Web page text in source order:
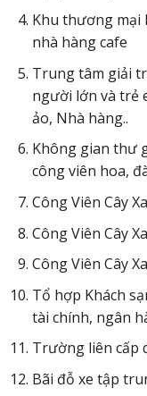
Khu thương mại
nhà hàng cafe
Trung tâm giải
người lớn và trẻ
ảo, Nhà hàng..
Không gian thư
công viên hoa,
Công Viên Cây
Công Viên Cây
Công Viên Cây
Tổ hợp Khách
tài chính, ngân
Trường liên cấp
Bãi đỗ xe tập